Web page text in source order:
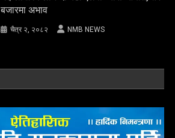
बजारमा अभाव
चैत्र २, २०८२ NMB NEWS